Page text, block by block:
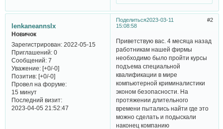
Поделиться 2
2023-03-11
15:08:58
lenkaneannslx
Новичок
Зарегистрирован: 2022-05-15
Приглашений:0
Сообщений:7
Уважение: [+0/-0]
Позитив: [+0/-0]
Провел на форуме:
15 минут
Последний визит:
2023-04-05 21:52:47
Приветствую вас. 4 месяца назад
работникам нашей фирмы
необходимо было пройти курсы
подъема специальной
квалификации в мире
компьютерной криминалистики
эконом безопасности. На
протяжении длительного
времени пытались найти где это
можно сделать и подыскали
наконец компанию